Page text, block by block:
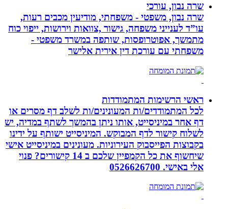
שרה נבון, עורכי
שרה נבון, משפטי - משפחתי, מודיעין מכבים רעות,
עו”ד לענייני משפחה, גישור ,צוואות וירושות, ייפוי כוח
מתמשך, אפוטרופסות, שותפה במשרד משפטי -
משפחתי עם עורכת דין אירית אלישר
ראשי הרשימות המתמודדות
לכל המתמודדים/ות המעונינים/ות לשלב דף מסרים או
דף אחר במיניסייט, אותו ניתן בהמשך לשתף במדיה, יש
לשלוח קישור לדף המבוקש. המיניסייט ישותף על ידינו
בקבוצות הפייסבוק העירוניות. מעונינים במיניסייט אישי
שיחשוף את כל הקמפיין שלכם ב 14 קישורים? פנוי
אלי באישי. 0526626700